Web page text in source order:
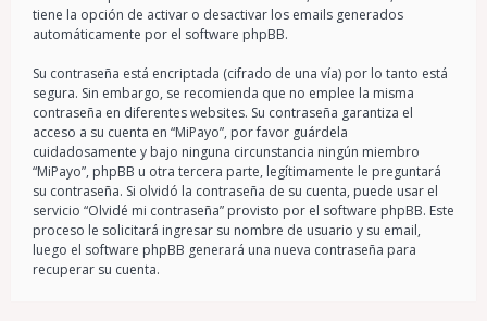
tiene la opción de activar o desactivar los emails generados
automáticamente por el software phpBB.
Su contraseña está encriptada (cifrado de una vía) por lo tanto está
segura. Sin embargo, se recomienda que no emplee la misma
contraseña en diferentes websites. Su contraseña garantiza el
acceso a su cuenta en “MiPayo”, por favor guárdela
cuidadosamente y bajo ninguna circunstancia ningún miembro
“MiPayo”, phpBB u otra tercera parte, legítimamente le preguntará
su contraseña. Si olvidó la contraseña de su cuenta, puede usar el
servicio “Olvidé mi contraseña” provisto por el software phpBB. Este
proceso le solicitará ingresar su nombre de usuario y su email,
luego el software phpBB generará una nueva contraseña para
recuperar su cuenta.